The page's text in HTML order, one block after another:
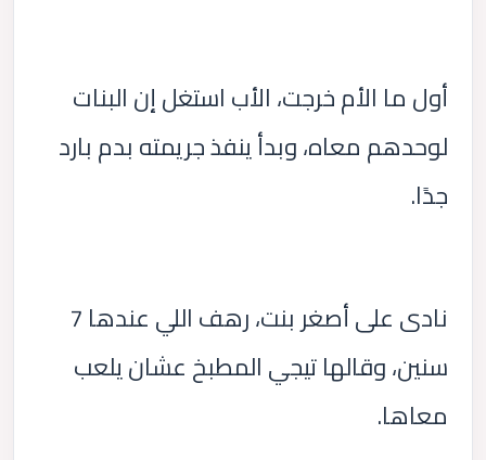
أول ما الأم خرجت، الأب استغل إن البنات
لوحدهم معاه، وبدأ ينفذ جريمته بدم بارد
جدًا.
نادى على أصغر بنت، رهف اللي عندها 7
سنين، وقالها تيجي المطبخ عشان يلعب
معاها.